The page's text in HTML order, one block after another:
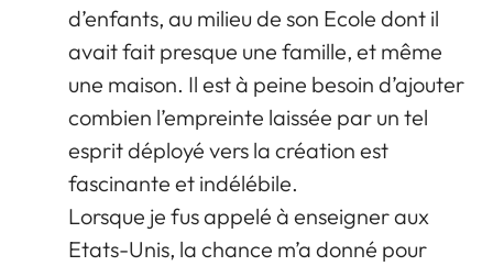
d’enfants, au milieu de son Ecole dont il
avait fait presque une famille, et même
une maison. Il est à peine besoin d’ajouter
combien l’empreinte laissée par un tel
esprit déployé vers la création est
fascinante et indélébile.
Lorsque je fus appelé à enseigner aux
Etats-Unis, la chance m’a donné pour